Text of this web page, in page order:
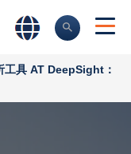
工具 AT DeepSight：